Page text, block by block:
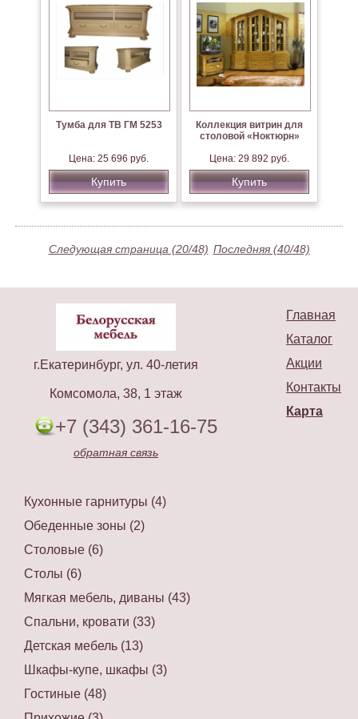
Тумба для ТВ ГМ 5253
Цена: 25 696 руб.
Купить
Коллекция витрин для
столовой «Ноктюрн»
Цена: 29 892 руб.
Купить
Следующая страница (20/48) Последняя (40/48)
Главная
Каталог
Акции
Контакты
Карта
г.Екатеринбург, ул. 40-летия
Комсомола, 38, 1 этаж
+7 (343) 361-16-75
обратная связь
Кухонные гарнитуры (4)
Обеденные зоны (2)
Столовые (6)
Столы (6)
Мягкая мебель, диваны (43)
Спальни, кровати (33)
Детская мебель (13)
Шкафы-купе, шкафы (3)
Гостиные (48)